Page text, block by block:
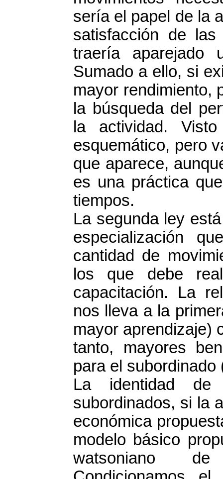
sería el papel de la
satisfacción de
traería aparejado
Sumado a ello, si
mayor rendimiento,
la búsqueda del
la actividad.
esquemático, pero
que aparece,
es una práctica
tiempos.
La segunda ley
especialización
cantidad de
los que debe
capacitación. La
nos lleva a la
mayor aprendizaje)
tanto, mayores
para el
La identidad de
subordinados, si la
económica
modelo básico
watsoniano de